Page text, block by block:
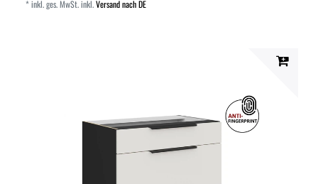
*inkl. ges. MwSt.inkl.Versand nach DE